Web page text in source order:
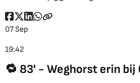
07 Sep
19:42
🔁 83' - Weghorst erin bij